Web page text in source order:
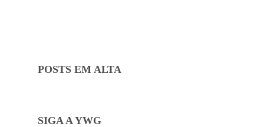
POSTS EM ALTA
SIGA A YWG